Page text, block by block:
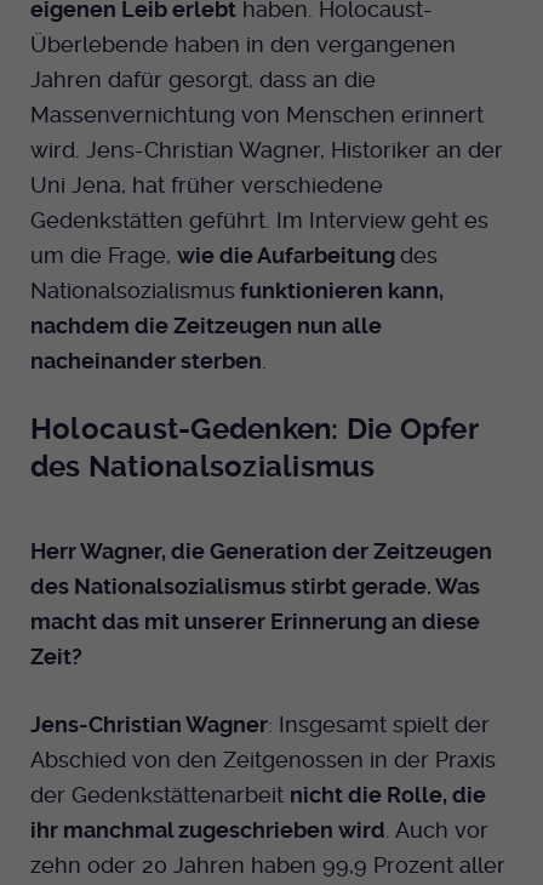
eigenen Leib erlebt haben. Holocaust-
Überlebende haben in den vergangenen
Jahren dafür gesorgt, dass an die
Massenvernichtung von Menschen erinnert
wird. Jens-Christian Wagner, Historiker an der
Uni Jena, hat früher verschiedene
Gedenkstätten geführt. Im Interview geht es
um die Frage, wie die Aufarbeitungdes
Nationalsozialismus funktionieren kann,
nachdem die Zeitzeugen nun alle
nacheinander sterben
Holocaust-Gedenken: Die Opfer
des Nationalsozialismus
Herr Wagner, die Generation der Zeitzeugen
des Nationalsozialismus stirbt gerade. Was
macht das mit unserer Erinnerung an diese
Zeit?
Jens-Christian Wagner: Insgesamt spielt der
Abschied von den Zeitgenossen in der Praxis
der Gedenkstättenarbeit nicht die Rolle, die
ihr manchmal zugeschrieben wird. Auch vor
zehn oder 20 Jahren haben 99,9 Prozent aller
Zweck
Dieser Cookie wird genutzt um
festzustellen ob ein Benutzer im TYPO3
Backend eingelogged ist und die Seite
bearbeiten darf.
Name fe_typo_user
Anbieter EKHN
Laufzeit Ende der Sitzung
Dieser Cookie wird genutzt um
festzustellen ob ein Benutzer im TYPO3
bearbeiten darf.
Anbieter EKHN
Laufzeit Ende der Sitzung
wird.
Name uid
Anbieter EKHN
Name _pk_id.424
Medienhaus der EKHN GmbH
Laufzeit 13 Monate
Zweck Einzigartige Besucher ID.
Name _pk_ses.424
Anbieter Medienhaus der EKHN GmbH
Zweck
Zur Speicherung kurzfristiger
Anbieter Medienhaus der EKHN GmbH
Speicherung der Cookie Constent
Einstellungen
Cookie-Informationen anzeigen
Marketing
Reichweiten Analyse
Name _fbp
Anbieter Facebook Ireland Limited
Zweck Anzeigen / Ads
Cookie-Informationen anzeigen
Youtube
Instagram
Spotify
Giphy
TikTok